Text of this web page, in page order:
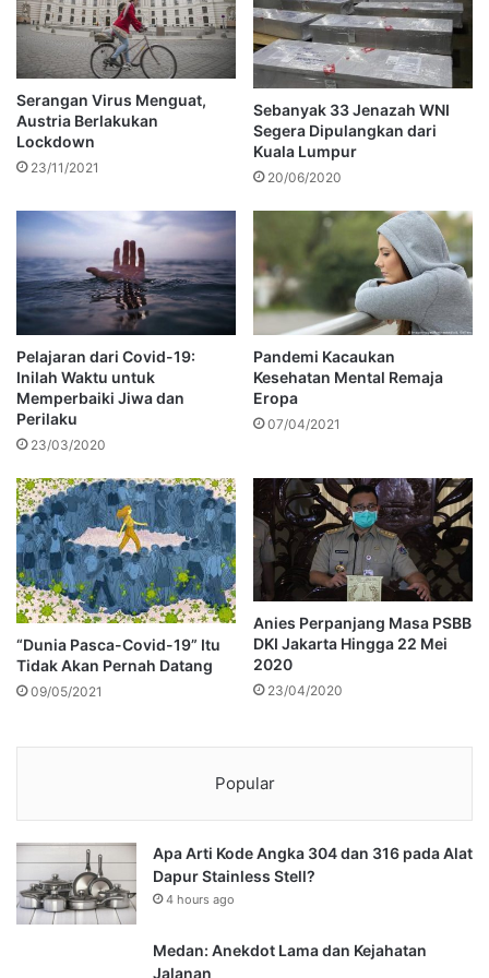
Serangan Virus Menguat,
Austria Berlakukan
Lockdown
23/11/2021
Sebanyak 33 Jenazah WNI
Segera Dipulangkan dari
Kuala Lumpur
20/06/2020
Pelajaran dari Covid-19:
Inilah Waktu untuk
Memperbaiki Jiwa dan
Perilaku
23/03/2020
Pandemi Kacaukan
Kesehatan Mental Remaja
Eropa
07/04/2021
“Dunia Pasca-Covid-19” Itu
Tidak Akan Pernah Datang
09/05/2021
Anies Perpanjang Masa PSBB
DKI Jakarta Hingga 22 Mei
2020
23/04/2020
Popular
Apa Arti Kode Angka 304 dan 316 pada Alat
Dapur Stainless Stell?
4 hours ago
Medan: Anekdot Lama dan Kejahatan
Jalanan